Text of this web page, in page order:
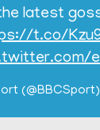
latest
t.co/
(@BBCSport)